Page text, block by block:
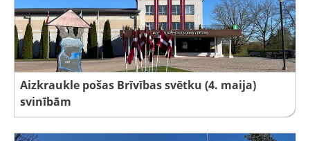
Aizkraukle pošas Brīvības svētku (4. maija)
svinībām